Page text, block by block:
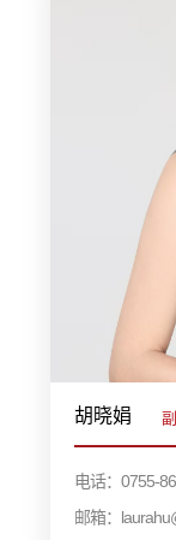
胡晓娟
电话：0755-
邮箱：